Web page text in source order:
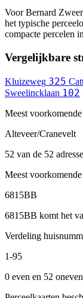
Voor Bernard
het typische
compacte percelen
Vergelijkbare
Kluizeweg 325
Sweelincklaan 102
Meest
Alteveer/Cranevelt
52 van de 52
Meest
6815BB
6815BB komt het
Verdeling
1-95
0 even en 52